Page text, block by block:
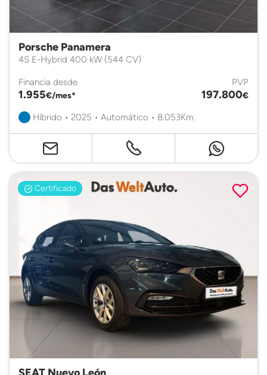
Porsche Panamera
4S E-Hybrid 400 kW (544 CV)
Financia desde
1.955€/mes*
PVP
197.800€
Híbrido • 2025 • Automático • 8.053Km.
Certificado